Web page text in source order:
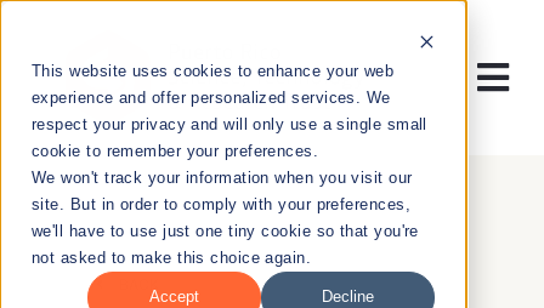
This website uses cookies to enhance your web
experience and offer personalized services. We
respect your privacy and will only use a single small
cookie to remember your preferences.
We won't track your information when you visit our
site. But in order to comply with your preferences,
we'll have to use just one tiny cookie so that you're
not asked to make this choice again.
Accept Decline
content
RESEARCH
ENTREPRENEURSHIP